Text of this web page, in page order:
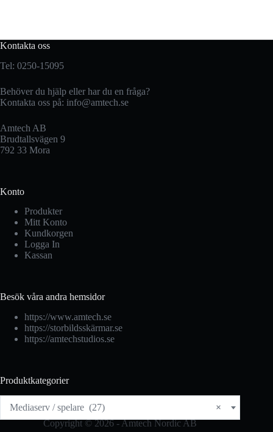
Kontakta oss
Tel: 0250-15095
Behöver du hjälp eller har du en fråga?
Kontakta oss på: info@amtech.se
Amtech AB
Brudtallsvägen 9
792 33 Mora
Konto
Produkter
Mitt Konto
Kundkorgen
Logga In
Kassan
Besök våra andra hemsidor
https://www.amtech.se
https://storbildsskärmar.se
https://amtechstudios.se
Produktkategorier
×
Mediaserv / spelare (27)
Copyright © 2026 - Amtech Nordic AB